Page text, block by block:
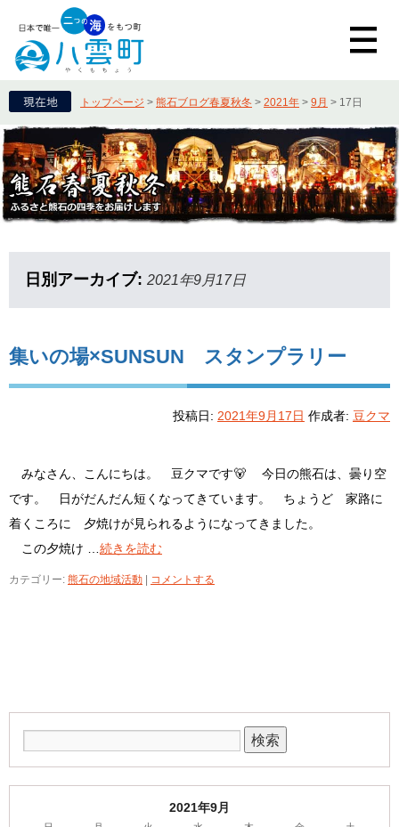
トップページ > 熊石ブログ春夏秋冬 > 2021年 > 9月 > 17日
日別アーカイブ: 2021年9月17日
集いの場×SUNSUN スタンプラリー
投稿日: 2021年9月17日 作成者: 豆クマ
みなさん、こんにちは。 豆クマです🐻 今日の熊石は、曇り空
です。 日がだんだん短くなってきています。 ちょうど 家路に
着くころに 夕焼けが見られるようになってきました。
この夕焼け … 続きを読む
カテゴリー: 熊石の地域活動 コメントする
2021年9月